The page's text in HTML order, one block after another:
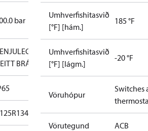
bar
BRÁÐ
R134a R22R404AR407CR407HR410A
Umhverfishitasvið
[°F] [hám.]
185 °F
Umhverfishitasvið
[°F] [lágm.]
-20 °F
Vöruhópur
Switches
Vörutegund ACB